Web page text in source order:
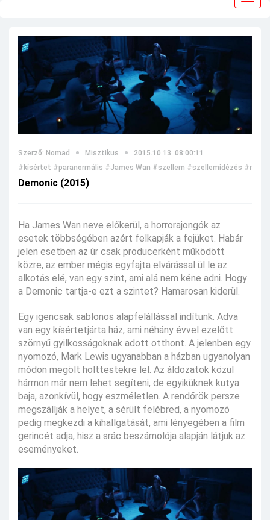
Szerző: Nomad Misztikus
2015.10.13. 08:00:11
#kísértet #paranormális #James Wan #szellem #szellemidézés
Demonic (2015)
Ha James Wan neve előkerül, a horrorajongók az
esetek többségében azért felkapják a fejüket. Habár
jelen esetben az úr csak producerként működött
közre, az ember mégis egyfajta elvárással ül le az
alkotás elé, van egy szint, ami alá nem kéne adni. Hogy
a Demonic tartja-e ezt a szintet? Hamarosan kiderül.
Egy igencsak sablonos alapfelállással indítunk. Adva
van egy kísértetjárta ház, ami néhány évvel ezelőtt
szörnyű gyilkosságoknak adott otthont. A jelenben egy
nyomozó, Mark Lewis ugyanabban a házban ugyanolyan
módon megölt holttestekre lel. Az áldozatok közül
hármon már nem lehet segíteni, de egyiküknek kutya
baja, azonkívül, hogy eszméletlen. A rendőrök persze
megszállják a helyet, a sérült felébred, a nyomozó
pedig megkezdi a kihallgatását, ami lényegében a film
gerincét adja, hisz a srác beszámolója alapján látjuk az
eseményeket.